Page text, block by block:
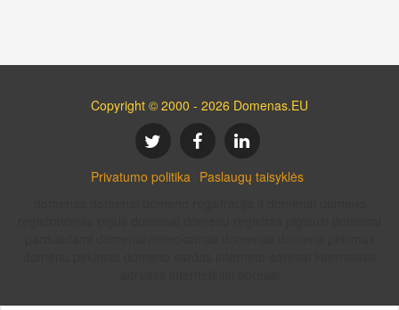
Copyright © 2000 - 2026 Domenas.EU
Privatumo politika Paslaugų taisyklės